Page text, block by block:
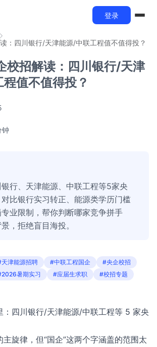
登录
：四川银行/天津能源/中联工程值不值得投？
校招解读：四川银行/天津
值不值得投？
钟
行、天津能源、中联工程等5家央
比银行实习转正、能源类学历门槛
业限制，帮你判断哪家竞争拼手
，拒绝盲目海投。
津能源招聘 #中联工程国企
#央企校招
暑期实习 #应届生求职 #校招专题
：四川银行/天津能源/中联工程等 5 家央
旋律，但“国企”这两个字涵盖的范围太